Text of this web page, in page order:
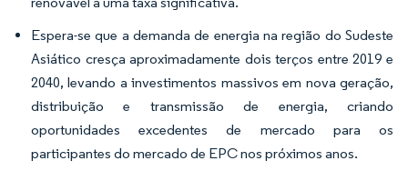
Espera-se que a demanda de energia na região do Sudeste
Asiático cresça aproximadamente dois terços entre 2019 e
2040, levando a investimentos massivos em nova geração,
distribuição e transmissão de energia, criando
oportunidades excedentes de mercado para os
participantes do mercado de EPC nos próximos anos.